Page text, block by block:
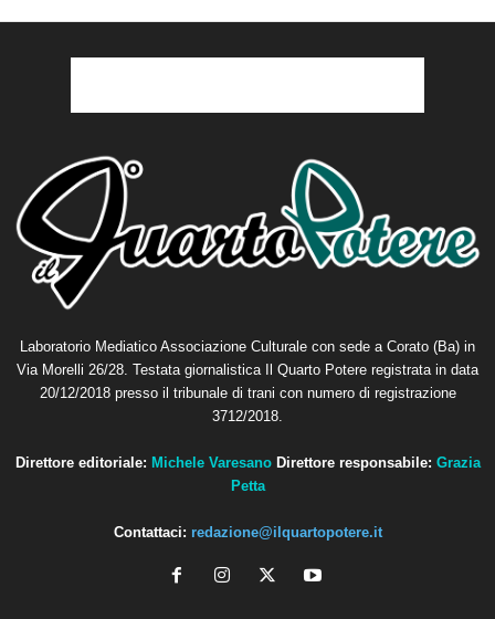
Laboratorio Mediatico Associazione Culturale con sede a Corato (Ba) in
Via Morelli 26/28. Testata giornalistica Il Quarto Potere registrata in data
20/12/2018 presso il tribunale di trani con numero di registrazione
3712/2018.
Direttore editoriale: Michele Varesano Direttore responsabile: Grazia
Petta
Contattaci: redazione@ilquartopotere.it